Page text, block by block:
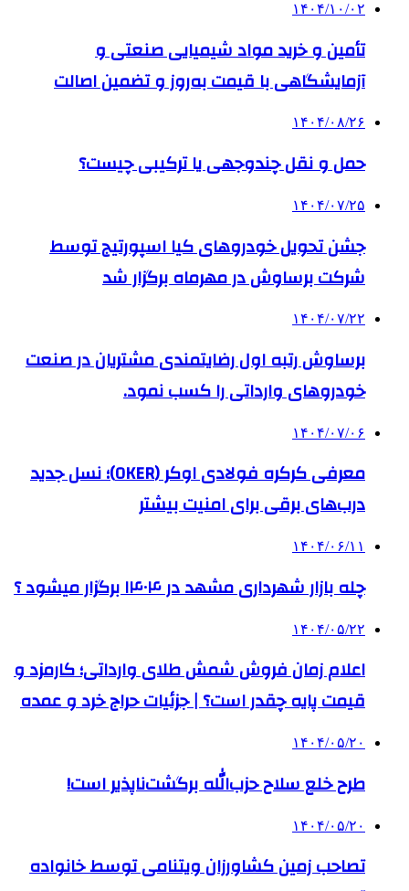
۱۴۰۴/۱۰/۰۲
تأمین و خرید مواد شیمیایی صنعتی و
آزمایشگاهی با قیمت به‌روز و تضمین اصالت
۱۴۰۴/۰۸/۲۶
حمل و نقل چندوجهی یا ترکیبی چیست؟
۱۴۰۴/۰۷/۲۵
جشن تحویل خودروهای کیا اسپورتیج توسط
شرکت برساوش در مهرماه برگزار شد
۱۴۰۴/۰۷/۲۲
برساوش رتبه اول رضایتمندی مشتریان در صنعت
خودروهای وارداتی را کسب نمود.
۱۴۰۴/۰۷/۰۶
معرفی کرکره فولادی اوکر (OKER)؛ نسل جدید
درب‌های برقی برای امنیت بیشتر
۱۴۰۴/۰۶/۱۱
چله بازار شهرداری مشهد در ۱۴۰۴ برگزار میشود ؟
۱۴۰۴/۰۵/۲۲
اعلام زمان فروش شمش طلای وارداتی؛ کارمزد و
قیمت پایه چقدر است؟ | جزئیات حراج خرد و عمده
۱۴۰۴/۰۵/۲۰
طرح خلع سلاح حزب‌الله برگشت‌ناپذیر است!
۱۴۰۴/۰۵/۲۰
تصاحب زمین کشاورزان ویتنامی توسط خانواده